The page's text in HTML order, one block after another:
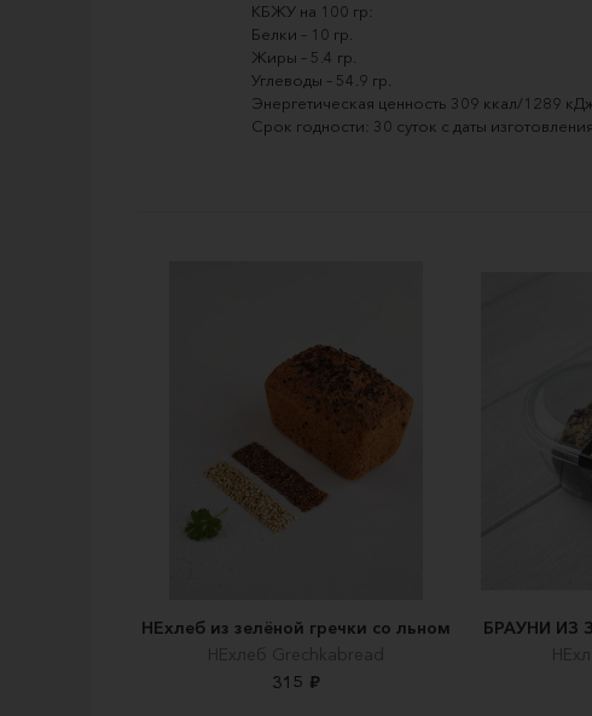
КБЖУ на 100 гр:
Белки – 10 гр.
Жиры – 5.4 гр.
Углеводы – 54.9 гр.
Энергетическая ценность 309 ккал/1289
Срок годности: 30 суток с даты изготовления.
НЕхлеб из зелёной гречки со льном
НЕхлеб Grechkabread
315 ₽
БРАУНИ ИЗ